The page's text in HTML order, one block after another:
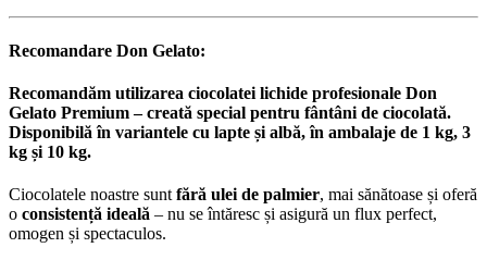
Recomandare Don Gelato:
Recomandăm utilizarea ciocolatei lichide profesionale Don
Gelato Premium– creată special pentru fântâni de ciocolată.
Disponibilă în variantele cu lapte și albă, în ambalaje de 1 kg, 3
kg și 10 kg.
Ciocolatele noastre sunt fără ulei de palmier, mai sănătoase și oferă
o consistență ideală – nu se întăresc și asigură un flux perfect,
omogen și spectaculos.